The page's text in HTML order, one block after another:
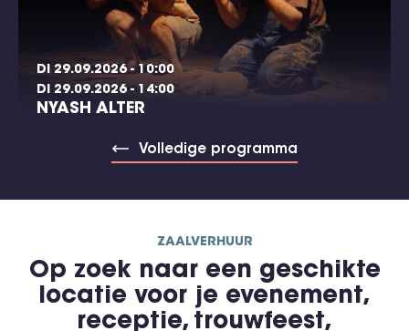
DI 29.09.2026 - 10:00
DI 29.09.2026 - 14:00
NYASH ALTER
Volledige programma
ZAALVERHUUR
Op zoek naar een geschikte
locatie voor je evenement,
receptie, trouwfeest,